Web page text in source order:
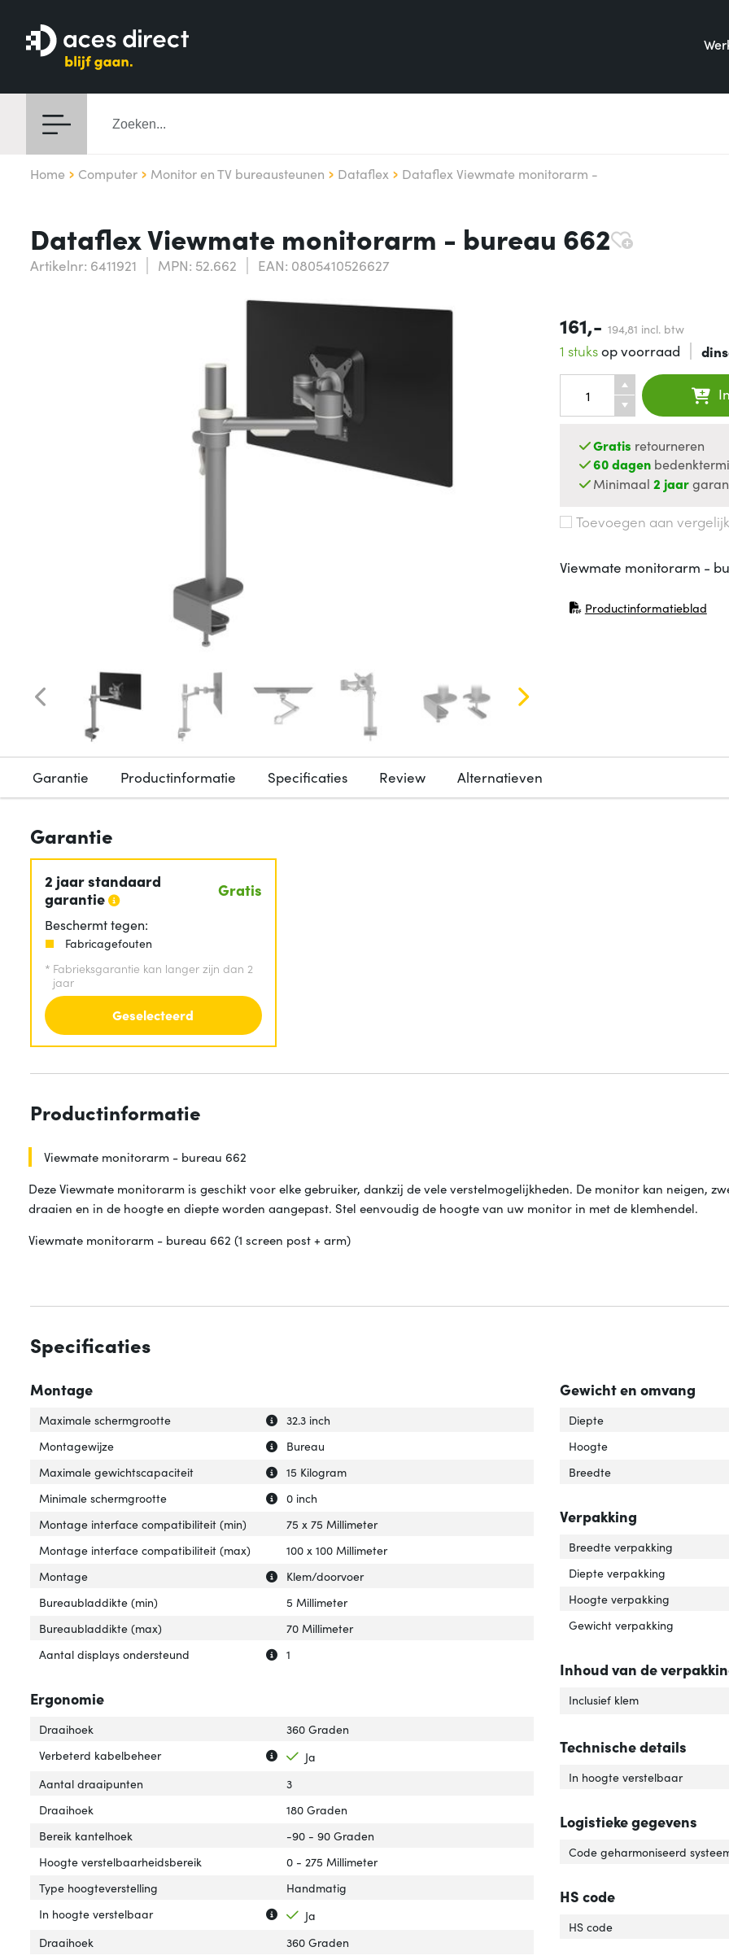
Home Computer Monitor en TV bureausteunen Dataflex Dataflex Viewmate monitorarm -
Dataflex Viewmate monitorarm - bureau 662
Artikelnr: 6411921 MPN: 52.662 EAN: 0805410526627
161,- 194,81 incl. btw
1 stuksop voorraad
Gratis retourneren
60 dagen
Minimaal2 jaar
Toevoegen aan
Viewmate monitorarm -
Productinformatieblad
(opent in nieuw venster)
Garantie Productinformatie Specificaties Review Alternatieven
Garantie
2 jaar standaard
garantie
Gratis
Beschermt tegen:
Fabricagefouten
* Fabrieksgarantie kan langer zijn dan 2
jaar
Geselecteerd
Productinformatie
Viewmate monitorarm - bureau 662
Deze Viewmate monitorarm is geschikt voor elke gebruiker, dankzij de vele verstelmogelijkheden. De monitor kan neigen,
draaien en in de hoogte en diepte worden aangepast. Stel eenvoudig de hoogte van uw monitor in met de klemhendel.
Viewmate monitorarm - bureau 662 (1 screen post + arm)
Specificaties
Montage
Uitleg over 'Maximale schermgrootte'
Verberg uitleg over 'Maximale schermgrootte'
Maximale schermgrootte
32.3 inch
Uitleg over 'Montagewijze'
Verberg uitleg over 'Montagewijze'
Montagewijze
Bureau
Uitleg over 'Maximale gewichtscapaciteit'
Verberg uitleg over 'Maximale gewichtscapaciteit'
Maximale gewichtscapaciteit
15 Kilogram
Uitleg over 'Minimale schermgrootte'
Verberg uitleg over 'Minimale schermgrootte'
Minimale schermgrootte
0 inch
Montage interface compatibiliteit (min)
75 x 75 Millimeter
Montage interface compatibiliteit (max)
100 x 100 Millimeter
Uitleg over 'Montage'
Verberg uitleg over 'Montage'
Montage
Klem/doorvoer
Bureaubladdikte (min)
5 Millimeter
Bureaubladdikte (max)
70 Millimeter
Uitleg over 'Aantal displays ondersteund'
Verberg uitleg over 'Aantal displays ondersteund'
Aantal displays ondersteund 1
Ergonomie
Draaihoek
360 Graden
Uitleg over 'Verbeterd kabelbeheer'
Verberg uitleg over 'Verbeterd kabelbeheer'
Verbeterd kabelbeheer
Ja
Aantal draaipunten
3
Draaihoek
180 Graden
Bereik kantelhoek
-90 - 90 Graden
Hoogte verstelbaarheidsbereik
0 - 275 Millimeter
Type hoogteverstelling
Handmatig
Uitleg over 'In hoogte verstelbaar'
Verberg uitleg over 'In hoogte verstelbaar'
In hoogte verstelbaar
Ja
Draaihoek
360 Graden
Gewicht en omvang
Diepte
Hoogte
Breedte
Verpakking
Breedte verpakking
Diepte verpakking
Hoogte verpakking
Gewicht verpakking
Inhoud van de
Inclusief klem
Technische details
In hoogte verstelbaar
Logistieke gegevens
Code geharmoniseerd
HS code
HS code